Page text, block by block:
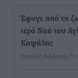
Έφυγε από τη
ιερό Ναό του
Καψάλης
Τοπικές Ειδήσεις